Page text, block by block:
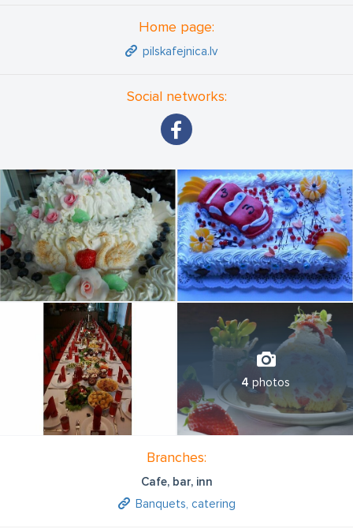
Home page:
pilskafejnica.lv
Social networks:
4 photos
Branches:
Cafe, bar, inn
Banquets, catering